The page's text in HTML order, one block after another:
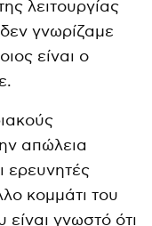
λειτουργίας
γνωρίζαμε
είναι ο
απώλεια
ερευνητές
κομμάτι του
γνωστό ότι